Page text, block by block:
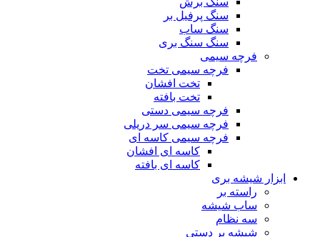
سنگ پرفیل بر
سنگ ساب
سنگ سنگ بری
فرچه سیمی
فرچه سیمی تخت
تخت افشان
تخت بافته
فرچه سیمی دستی
فرچه سیمی سر دریلی
فرچه سیمی کاسه ای
کاسه ای افشان
کاسه ای بافته
ابزار شیشه بری
راسته بر
ساب شیشه
سه نظام
شیشه بر دستی